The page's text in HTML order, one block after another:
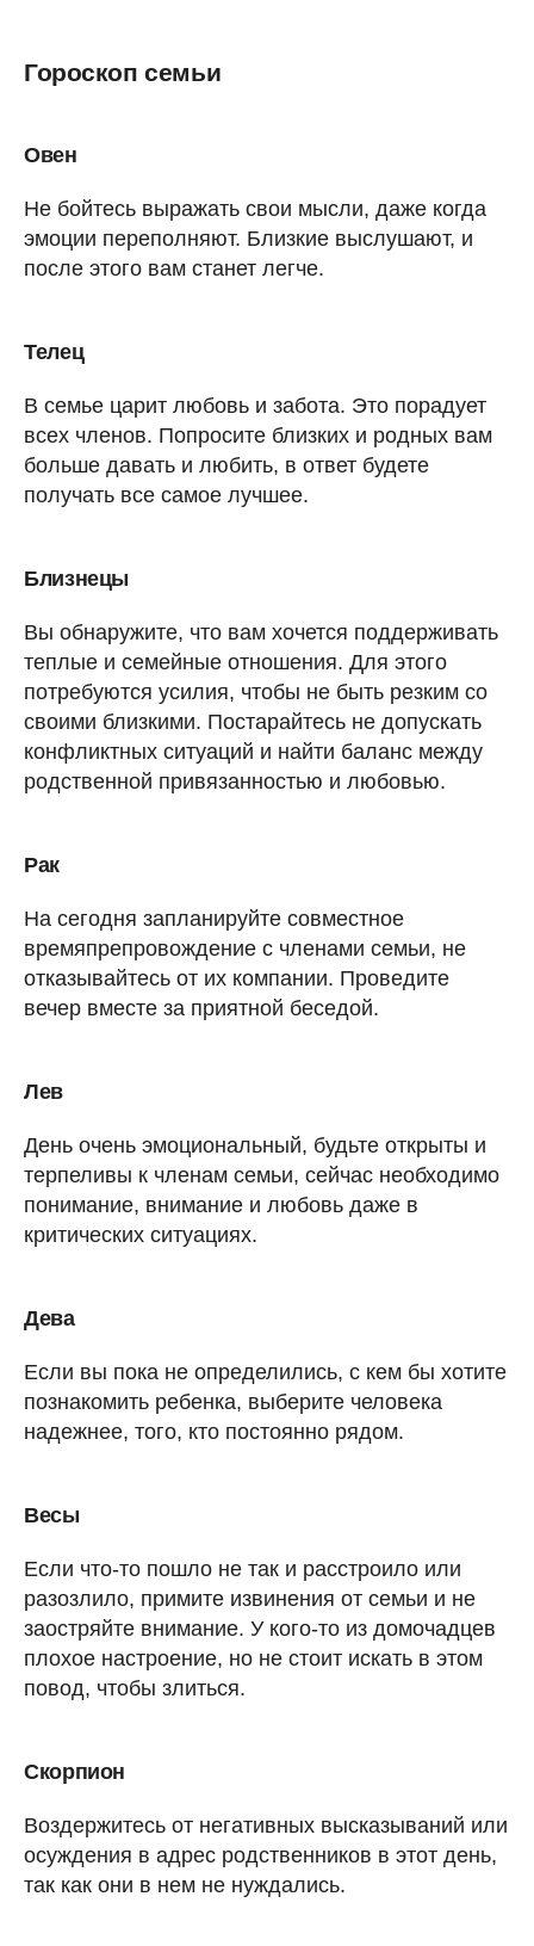
Гороскоп семьи
Овен
Не бойтесь выражать свои мысли, даже когда
эмоции переполняют. Близкие выслушают, и
после этого вам станет легче.
Телец
В семье царит любовь и забота. Это порадует
всех членов. Попросите близких и родных вам
больше давать и любить, в ответ будете
получать все самое лучшее.
Близнецы
Вы обнаружите, что вам хочется поддерживать
теплые и семейные отношения. Для этого
потребуются усилия, чтобы не быть резким со
своими близкими. Постарайтесь не допускать
конфликтных ситуаций и найти баланс между
родственной привязанностью и любовью.
Рак
На сегодня запланируйте совместное
времяпрепровождение с членами семьи, не
отказывайтесь от их компании. Проведите
вечер вместе за приятной беседой.
Лев
День очень эмоциональный, будьте открыты и
терпеливы к членам семьи, сейчас необходимо
понимание, внимание и любовь даже в
критических ситуациях.
Дева
Если вы пока не определились, с кем бы хотите
познакомить ребенка, выберите человека
надежнее, того, кто постоянно рядом.
Весы
Если что-то пошло не так и расстроило или
разозлило, примите извинения от семьи и не
заостряйте внимание. У кого-то из домочадцев
плохое настроение, но не стоит искать в этом
повод, чтобы злиться.
Скорпион
Воздержитесь от негативных высказываний или
осуждения в адрес родственников в этот день,
так как они в нем не нуждались.